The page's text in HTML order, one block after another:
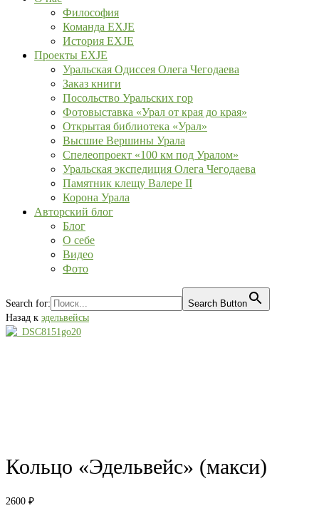
Философия
Команда EXJE
История EXJE
Проекты EXJE
Уральская Одиссея Олега Чегодаева
Заказ книги
Посольство Уральских гор
Фотовыставка «Урал от края до края»
Открытая библиотека «Урал»
Высшие Вершины Урала
Спелеопроект «100 км под Уралом»
Уральская экспедиция Олега Чегодаева
Памятник клещу Валере II
Корона Урала
Авторский блог
Блог
О себе
Видео
Фото
Search for:
Search Button
Назад к эдельвейсы
Кольцо «Эдельвейс» (макси)
2600 ₽